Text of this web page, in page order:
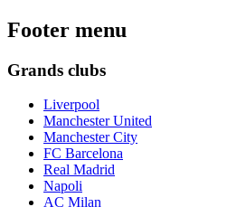
Footer menu
Grands clubs
Liverpool
Manchester United
Manchester City
FC Barcelona
Real Madrid
Napoli
AC Milan